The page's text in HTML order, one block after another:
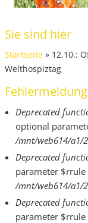
Sie sind hier
Startseite» 12.10.:
Welthospiztag
Fehlermeldung
Deprecated
optional
/mnt/web614/a1/
Deprecated
parameter $rrule
/mnt/web614/a1/
Deprecated
parameter $rrule